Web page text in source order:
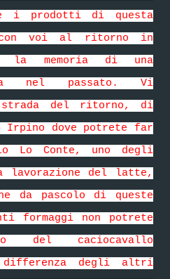
i prodotti di questa
voi al ritorno in
la memoria di una
nel passato. Vi
strada del ritorno, di
Irpino dove potrete far
Lo Conte, uno degli
lavorazione del latte,
da pascolo di queste
formaggi non potrete
del caciocavallo
differenza degli altri